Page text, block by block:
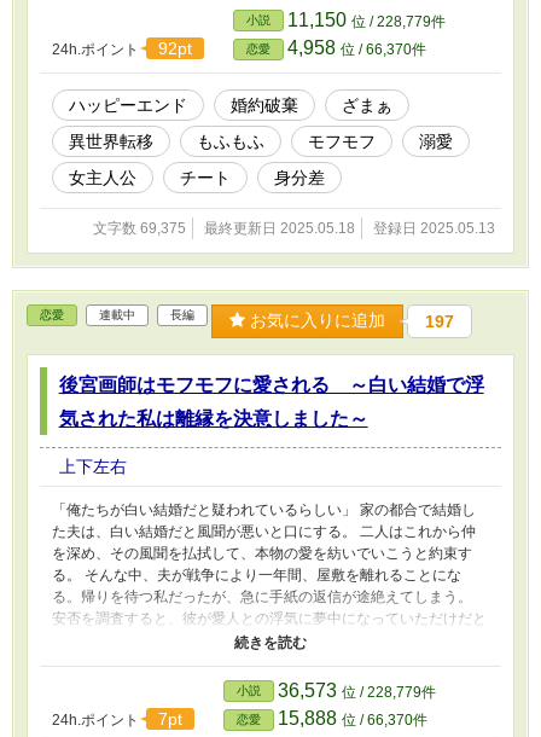
い……」 そう強く心に誓いながら、無人島での生活を始める。過
酷な環境、頼れるのは前世で得た知識と社畜精神だけ。 だが、そ
んなある日、砂浜に一人の少年が流れ着いてくる。 彼は公爵家の
嫡男として将来を期待された存在だった。 だが事故によって行方
不明となった彼は、すでに「死亡した者」として扱われ、叔父に跡
継ぎの座を奪われただけでなく、婚約者からも婚約破棄されてしま
う。 すべてを失った少年と、すべてを捨てて生まれ変わった私。
無人島という極限の環境の中で、二人は互いを支え合って深い絆を
育んでいく。 この作品は、幼女として転生した私が、婚約破棄さ
れた公爵とともに生き、最後には溺愛されながら幸せに生きるハッ
ピーエンドの物語である
24h.ポイント 92pt
小説 11,150 位 / 228,779件
恋愛 4,958 位 / 66,370件
ハッピーエンド 婚約破棄
ざまぁ
異世界転移
もふもふ モフモフ
溺愛
女主人公
チート 身分差
文字数 69,375 最終更新日 2025.05.18 登録日 2025.05.13
恋愛 連載中 長編 お気に入りに追加 197
後宮画師はモフモフに愛される ～白い結婚で浮
気された私は離縁を決意しました～
上下左右
「俺たちが白い結婚だと疑われているらしい」 家の都合で結婚し
た夫は、白い結婚だと風聞が悪いと口にする。 二人はこれから仲
を深め、その風聞を払拭して、本物の愛を紡いでいこうと約束す
る。 そんな中、夫が戦争により一年間、屋敷を離れることにな
る。帰りを待つ私だったが、急に手紙の返信が途絶えてしまう。
安否を調査すると、彼が愛人との浮気に夢中になっていただけだと
発覚する。 一年後、屋敷に帰ってきた夫は、愛人と共に『私を始
実行に移した。 離縁されて、財産や権力まで失った夫は、私を裏
切ったことを後悔するのだった。 本作品は後宮の画師として働く
私が、太妃や皇子のような権力者たちから溺愛され、モフモフと共
24h.ポイント 7pt
小説 36,573 位 / 228,779件
恋愛 15,888 位 / 66,370件